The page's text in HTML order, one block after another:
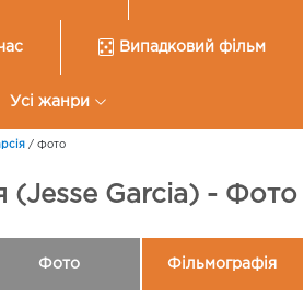
Випадковий фільм
Усі жанри
/ Фото
(Jesse Garcia) - Фото
Фото Фільмографія